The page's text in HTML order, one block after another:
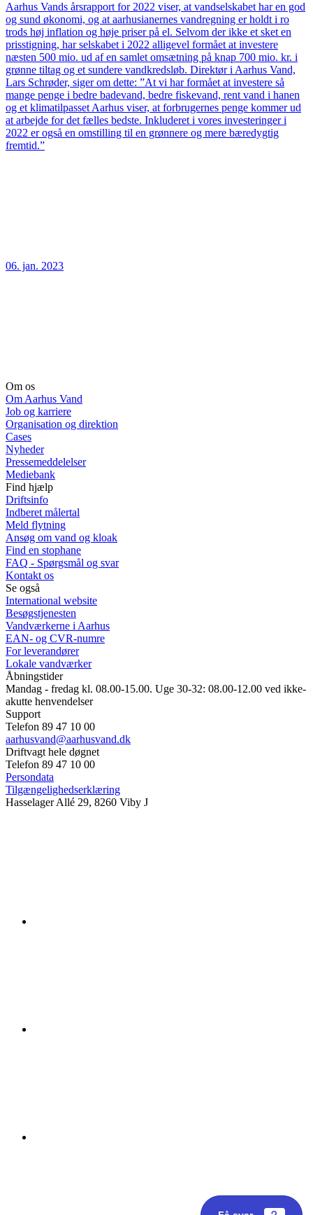
Aarhus Vands årsrapport for 2022 viser, at vandselskabet har en god
og sund økonomi, og at aarhusianernes vandregning er holdt i ro
trods høj inflation og høje priser på el. Selvom der ikke et sket en
prisstigning, har selskabet i 2022 alligevel formået at investere
næsten 500 mio. ud af en samlet omsætning på knap 700 mio. kr. i
grønne tiltag og et sundere vandkredsløb. Direktør i Aarhus Vand,
Lars Schrøder, siger om dette: ”At vi har formået at investere så
mange penge i bedre badevand, bedre fiskevand, rent vand i hanen
og et klimatilpasset Aarhus viser, at forbrugernes penge kommer ud
at arbejde for det fælles bedste. Inkluderet i vores investeringer i
2022 er også en omstilling til en grønnere og mere bæredygtig
fremtid.”
06. jan. 2023
Om os
Om Aarhus Vand
Job og karriere
Organisation og direktion
Cases
Nyheder
Pressemeddelelser
Mediebank
Find hjælp
Driftsinfo
Indberet målertal
Meld flytning
Ansøg om vand og kloak
Find en stophane
FAQ - Spørgsmål og svar
Kontakt os
Se også
International website
Besøgstjenesten
Vandværkerne i Aarhus
EAN- og CVR-numre
For leverandører
Lokale vandværker
Åbningstider
Mandag - fredag kl. 08.00-15.00. Uge 30-32: 08.00-12.00 ved ikke-
akutte henvendelser
Support
Telefon 89 47 10 00
aarhusvand@aarhusvand.dk
Driftvagt hele døgnet
Telefon 89 47 10 00
Persondata
Tilgængelighedserklæring
Hasselager Allé 29, 8260 Viby J